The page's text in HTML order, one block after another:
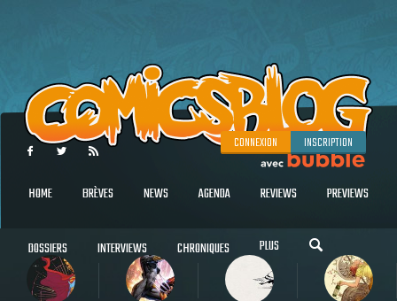
CONNEXION INSCRIPTION
HOME BRÈVES NEWS AGENDA REVIEWS PREVIEWS
DOSSIERS INTERVIEWS CHRONIQUES PLUS